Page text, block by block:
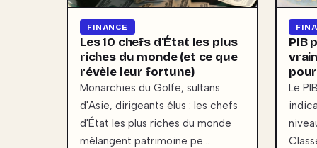
FINANCE
Les 10 chefs d'État les plus
riches du monde (et ce que
révèle leur fortune)
Monarchies du Golfe, sultans
d'Asie, dirigeants élus : les chefs
d'État les plus riches du monde
mélangent patrimoine pe…
PIB
Le